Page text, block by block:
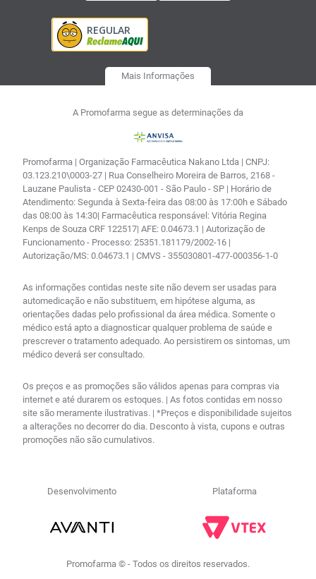
Mais Informações
A Promofarma segue as determinações da
Promofarma | Organização Farmacêutica Nakano Ltda | CNPJ:
03.123.210\0003-27 | Rua Conselheiro Moreira de Barros, 2168 -
Lauzane Paulista - CEP 02430-001 - São Paulo - SP | Horário de
Atendimento: Segunda à Sexta-feira das 08:00 às 17:00h e Sábado
das 08:00 às 14:30| Farmacêutica responsável: Vitória Regina
Kenps de Souza CRF 122517| AFE: 0.04673.1 | Autorização de
Funcionamento - Processo: 25351.181179/2002-16 |
Autorização/MS: 0.04673.1 | CMVS - 355030801-477-000356-1-0
As informações contidas neste site não devem ser usadas para
automedicação e não substituem, em hipótese alguma, as
orientações dadas pelo profissional da área médica. Somente o
médico está apto a diagnosticar qualquer problema de saúde e
prescrever o tratamento adequado. Ao persistirem os sintomas, um
médico deverá ser consultado.
Os preços e as promoções são válidos apenas para compras via
internet e até durarem os estoques. | As fotos contidas em nosso
site são meramente ilustrativas. | *Preços e disponibilidade sujeitos
a alterações no decorrer do dia. Desconto à vista, cupons e outras
promoções não são cumulativos.
Desenvolvimento Plataforma
Promofarma © - Todos os direitos reservados.